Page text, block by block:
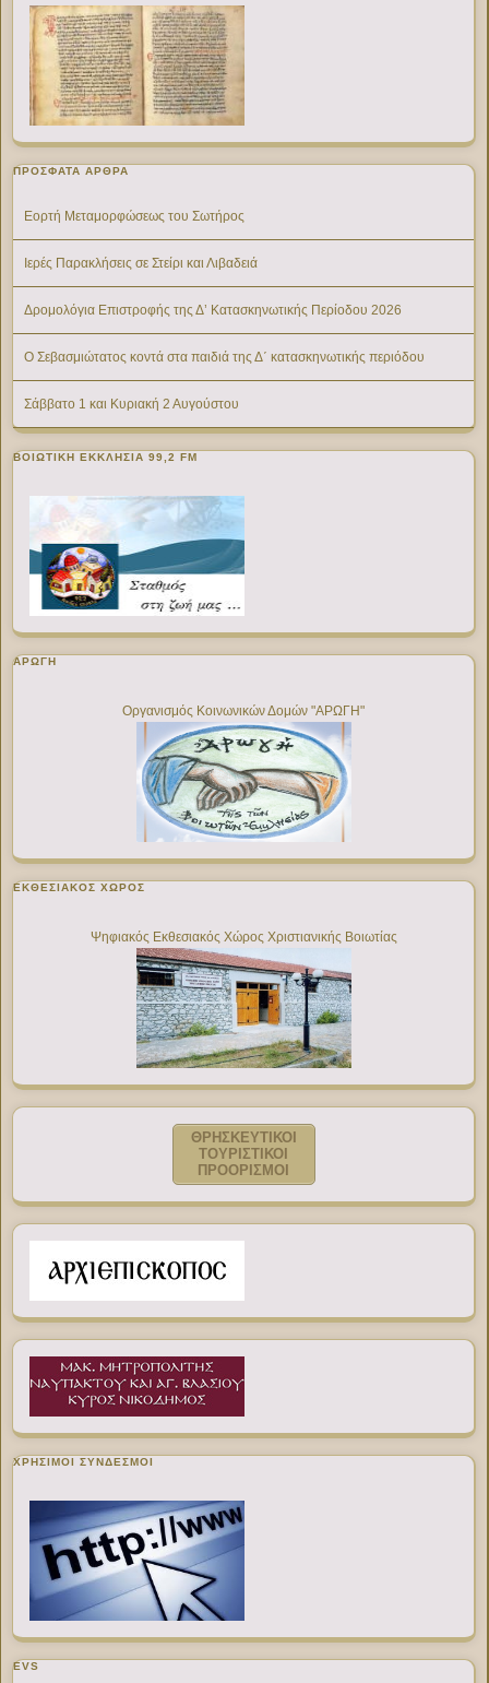
ΠΡΌΣΦΑΤΑ ΆΡΘΡΑ
Εορτή Μεταμορφώσεως του Σωτήρος
Ιερές Παρακλήσεις σε Στείρι και Λιβαδειά
Δρομολόγια Επιστροφής της Δ’ Κατασκηνωτικής Περίοδου 2026
Ο Σεβασμιώτατος κοντά στα παιδιά της Δ΄ κατασκηνωτικής περιόδου
Σάββατο 1 και Κυριακή 2 Αυγούστου
ΒΟΙΩΤΙΚΉ ΕΚΚΛΗΣΊΑ 99,2 FM
ΑΡΩΓΗ
Οργανισμός Κοινωνικών Δομών "ΑΡΩΓΗ"
ΕΚΘΕΣΙΑΚΌΣ ΧΏΡΟΣ
Ψηφιακός Εκθεσιακός Χώρος Χριστιανικής Βοιωτίας
ΘΡΗΣΚΕΥΤΙΚΟΙ
ΤΟΥΡΙΣΤΙΚΟΙ
ΠΡΟΟΡΙΣΜΟΙ
ΧΡΉΣΙΜΟΙ ΣΎΝΔΕΣΜΟΙ
EVS